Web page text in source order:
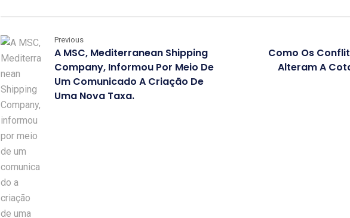
Previous
A MSC, Mediterranean Shipping
Company, Informou Por Meio De
Um Comunicado A Criação De
Uma Nova Taxa.
Como Os
Alteram A